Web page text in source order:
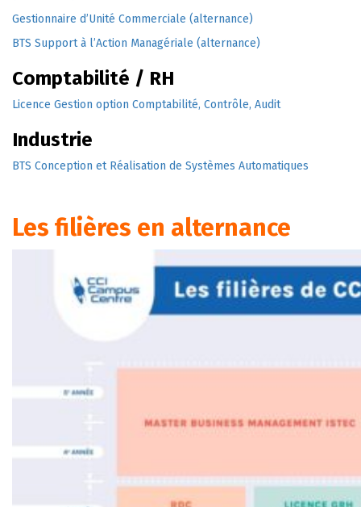
Gestionnaire d’Unité Commerciale (alternance)
BTS Support à l’Action Managériale (alternance)
Comptabilité / RH
Licence Gestion option Comptabilité, Contrôle, Audit
Industrie
BTS Conception et Réalisation de Systèmes Automatiques
Les filières en alternance